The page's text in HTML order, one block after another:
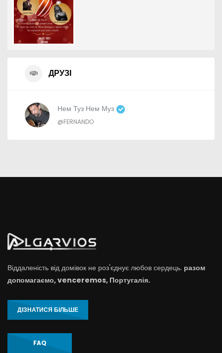
ДРУЗІ
Нем Туз Нем Муз
@FERNANDO
Віддаленість від домівок не роз'єднує любов сердець. разом
допомагаємо, venceremos, Португалія.
ДІЗНАТИСЯ БІЛЬШЕ
FAQ